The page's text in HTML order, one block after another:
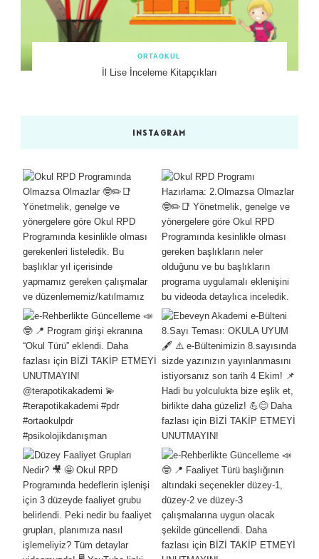
ORTAOKUL
İl Lise İnceleme Kitapçıkları
INSTAGRAM